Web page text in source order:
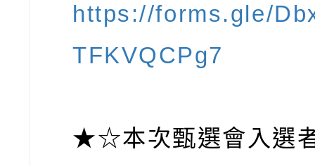
https://forms.gle/
TFKVQCPg7
★☆本次甄選會入選